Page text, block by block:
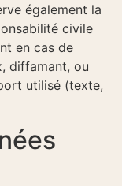
également la
civile
en cas de
diffamant, ou
utilisé (texte,